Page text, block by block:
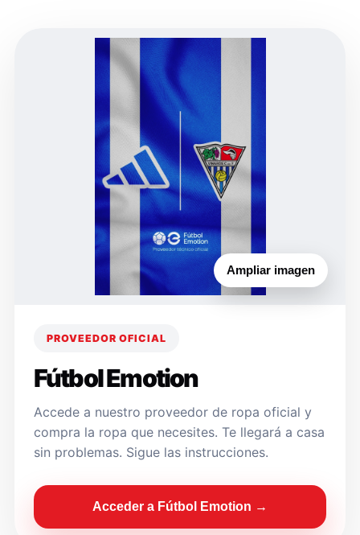
Ampliar imagen
PROVEEDOR OFICIAL
Fútbol Emotion
Accede a nuestro proveedor de ropa oficial y
compra la ropa que necesites. Te llegará a casa
sin problemas. Sigue las instrucciones.
Acceder a Fútbol Emotion →